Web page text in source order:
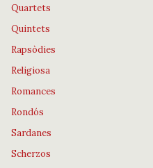
Quartets
Quintets
Rapsòdies
Religiosa
Romances
Rondós
Sardanes
Scherzos